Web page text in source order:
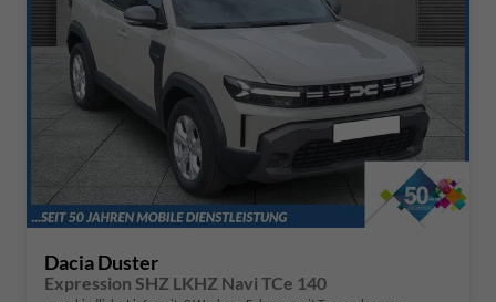
Dacia Duster
Expression SHZ LKHZ Navi TCe 140